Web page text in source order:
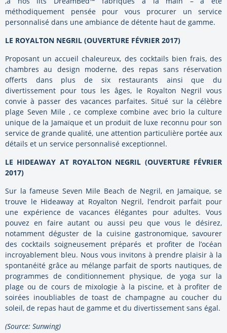
méthodiquement pensée pour vous procurer un service
personnalisé dans une ambiance de détente haut de gamme.
LE ROYALTON NEGRIL (OUVERTURE FÉVRIER 2017)
Proposant un accueil chaleureux, des cocktails bien frais, des
chambres au design moderne, des repas sans réservation
offerts dans plus de six restaurants ainsi que du
divertissement pour tous les âges, le Royalton Negril vous
convie à passer des vacances parfaites. Situé sur la célèbre
plage Seven Mile , ce complexe combine avec brio la culture
unique de la Jamaïque et un produit de luxe reconnu pour son
service de grande qualité, une attention particulière portée aux
détails et un service personnalisé exceptionnel.
LE HIDEAWAY AT ROYALTON NEGRIL (OUVERTURE FÉVRIER
2017)
Sur la fameuse Seven Mile Beach de Negril, en Jamaïque, se
trouve le Hideaway at Royalton Negril, l’endroit parfait pour
une expérience de vacances élégantes pour adultes. Vous
pouvez en faire autant ou aussi peu que vous le désirez,
notamment déguster de la cuisine gastronomique, savourer
des cocktails soigneusement préparés et profiter de l’océan
incroyablement bleu. Nous vous invitons à prendre plaisir à la
spontanéité grâce au mélange parfait de sports nautiques, de
programmes de conditionnement physique, de yoga sur la
plage ou de cours de mixologie à la piscine, et à profiter de
soirées inoubliables de toast de champagne au coucher du
soleil, de repas haut de gamme et du divertissement sans égal.
(Source: Sunwing)